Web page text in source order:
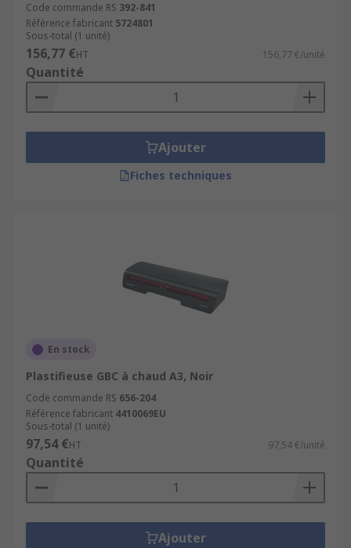
Code commande RS 392-841
Référence fabricant 5724801
Sous-total (1 unité)
156,77 €HT 156,77 €/unité
Quantité
Ajouter
Fiches techniques
En stock
Plastifieuse GBC à chaud A3, Noir
Code commande RS 656-204
Référence fabricant 4410069EU
Sous-total (1 unité)
97,54 €HT 97,54 €/unité
Quantité
Ajouter